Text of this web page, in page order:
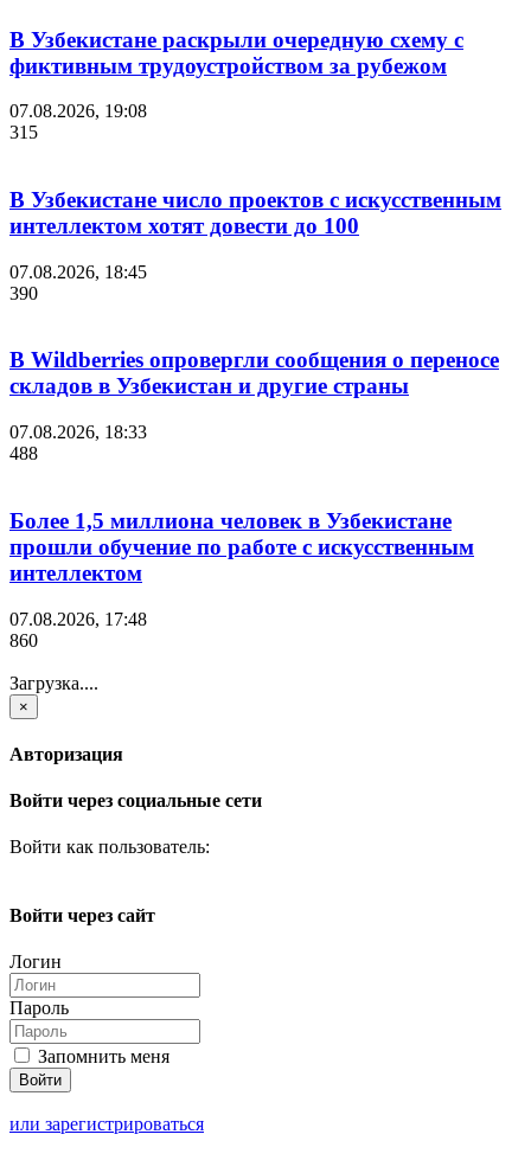
В Узбекистане раскрыли очередную схему с
фиктивным трудоустройством за рубежом
07.08.2026, 19:08
315
В Узбекистане число проектов с искусственным
интеллектом хотят довести до 100
07.08.2026, 18:45
390
В Wildberries опровергли сообщения о переносе
складов в Узбекистан и другие страны
07.08.2026, 18:33
488
Более 1,5 миллиона человек в Узбекистане
прошли обучение по работе с искусственным
интеллектом
07.08.2026, 17:48
860
Загрузка....
×
Авторизация
Войти через социальные сети
Войти как пользователь:
Войти через сайт
Логин
Пароль
Запомнить меня
или зарегистрироваться